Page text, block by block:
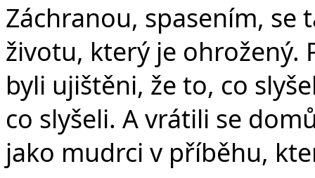
Záchranou, spasením, se
životu, který je ohrožený.
byli ujištěni, že to, co
co slyšeli. A vrátili se
jako mudrci v příběhu,